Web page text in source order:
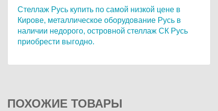
Стеллаж Русь купить по самой низкой цене в
Кирове, металлическое оборудование Русь в
наличии недорого, островной стеллаж СК Русь
приобрести выгодно.
ПОХОЖИЕ ТОВАРЫ